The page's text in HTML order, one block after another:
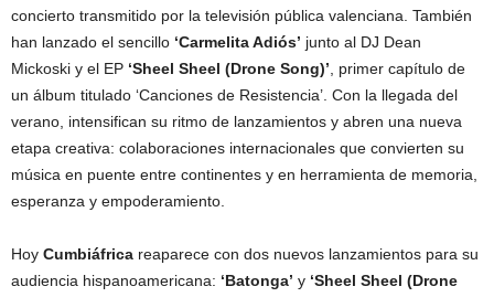
concierto transmitido por la televisión pública valenciana. También
han lanzado el sencillo ‘Carmelita Adiós’ junto al DJ Dean
Mickoski y el EP ‘Sheel Sheel (Drone Song)’, primer capítulo de
un álbum titulado ‘Canciones de Resistencia’. Con la llegada del
verano, intensifican su ritmo de lanzamientos y abren una nueva
etapa creativa: colaboraciones internacionales que convierten su
música en puente entre continentes y en herramienta de memoria,
esperanza y empoderamiento.
Hoy Cumbiáfrica reaparece con dos nuevos lanzamientos para su
audiencia hispanoamericana: ‘Batonga’ y ‘Sheel Sheel (Drone